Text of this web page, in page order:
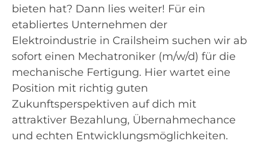
bieten hat? Dann lies weiter! Für ein
etabliertes Unternehmen der
Elektroindustrie in Crailsheim suchen wir ab
sofort einen Mechatroniker (m/w/d) für die
mechanische Fertigung. Hier wartet eine
Position mit richtig guten
Zukunftsperspektiven auf dich mit
attraktiver Bezahlung, Übernahmechance
und echten Entwicklungsmöglichkeiten.